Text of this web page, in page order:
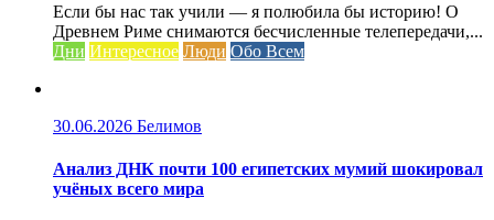
Если бы нас так учили — я полюбила бы историю! О
Древнем Риме снимаются бесчисленные телепередачи,...
Дни Интересное Люди Обо Всем
30.06.2026 Белимов
Анализ ДНК почти 100 египетских мумий шокировал
учёных всего мира